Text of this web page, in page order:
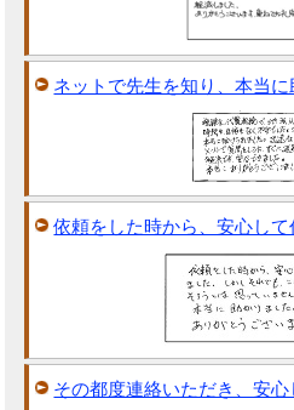
ネットで先生を知り、本当に
依頼をした時から、安心し
その都度連絡いただき、安